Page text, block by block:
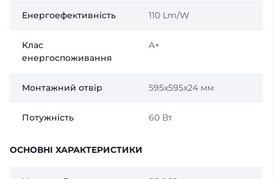
Енергоефективність 110 Lm/W
Клас
енергоспоживання
A+
Монтажний отвір 595х595х24 мм
Потужність 60 Вт
ОСНОВНІ ХАРАКТЕРИСТИКИ